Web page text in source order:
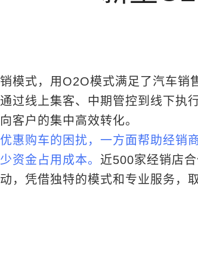
模式，用O2O模式满足了汽车销
过线上集客、中期管控到线下执
客户的集中高效转化。
惠购车的困扰，一方面帮助经销
资金占用成本。 近500家经销店
，凭借独特的模式和专业服务，